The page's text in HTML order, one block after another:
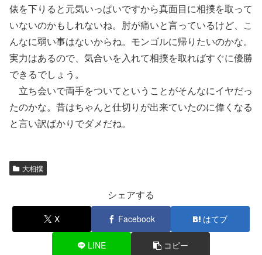
俵を下りると元気いっぱいですから真面目に相撲を取って
いないのかもしれないね。肘が痛いと言っているけど、こ
んなに弱い事はないからね。モンゴルに帰りたいのかな。
実力はあるので、気合いを入れて相撲を取ればすぐに優勝
できるでしょう。
立ち会いで両手をついてということがそんなにイヤだっ
たのかな。昔はちゃんと仕切りが出来ていたのに偉くなる
と言い訳ばかりでダメだね。
大相撲
シェアする
X Facebook はてブ
LINE コピー